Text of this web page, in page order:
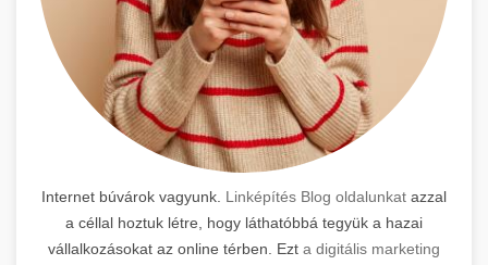
Internet búvárok vagyunk. Linképítés Blog oldalunkat azzal
a céllal hoztuk létre, hogy láthatóbbá tegyük a hazai
vállalkozásokat az online térben. Ezt a digitális marketing